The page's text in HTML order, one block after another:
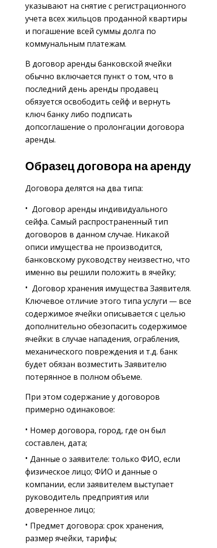
указывают на снятие с регистрационного
учета всех жильцов проданной квартиры
и погашение всей суммы долга по
коммунальным платежам.
В договор аренды банковской ячейки
обычно включается пункт о том, что в
последний день аренды продавец
обязуется освободить сейф и вернуть
ключ банку либо подписать
допсоглашение о пролонгации договора
аренды.
Образец договора на аренду
Договора делятся на два типа:
Договор аренды индивидуального
сейфа. Самый распространенный тип
договоров в данном случае. Никакой
описи имущества не производится,
банковскому руководству неизвестно, что
именно вы решили положить в ячейку;
Договор хранения имущества Заявителя.
Ключевое отличие этого типа услуги — все
содержимое ячейки описывается с целью
дополнительно обезопасить содержимое
ячейки: в случае нападения, ограбления,
механического повреждения и т.д. банк
будет обязан возместить Заявителю
потерянное в полном объеме.
При этом содержание у договоров
примерно одинаковое:
Номер договора, город, где он был
составлен, дата;
Данные о заявителе: только ФИО, если
физическое лицо; ФИО и данные о
компании, если заявителем выступает
руководитель предприятия или
доверенное лицо;
Предмет договора: срок хранения,
размер ячейки, тарифы;